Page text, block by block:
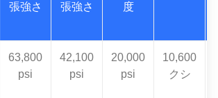
張強さ
張強さ
度
63,800
psi
42,100
psi
20,000
psi
10,600
クシ